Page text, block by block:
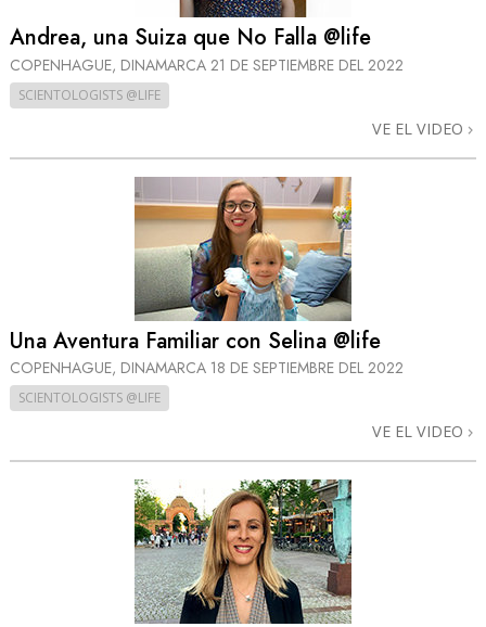
Andrea, una Suiza que No Falla @life
COPENHAGUE, DINAMARCA 21 DE SEPTIEMBRE DEL 2022
SCIENTOLOGISTS @LIFE
VE EL VIDEO
Una Aventura Familiar con Selina @life
COPENHAGUE, DINAMARCA 18 DE SEPTIEMBRE DEL 2022
SCIENTOLOGISTS @LIFE
VE EL VIDEO